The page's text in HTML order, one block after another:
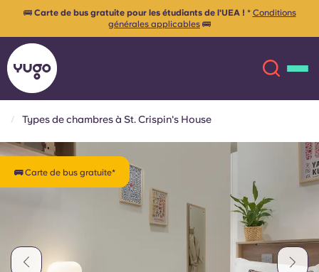
À propos
Lieux English (US)
Deutsch
🚌 Carte de bus gratuite pour les étudiants de l'UEA ! * Conditions
générales applicables 🚌
Types de chambres à St. Crispin's House
🚌 Carte de bus gratuite*